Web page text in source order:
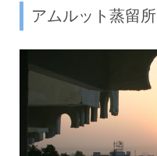
アムルット蒸留